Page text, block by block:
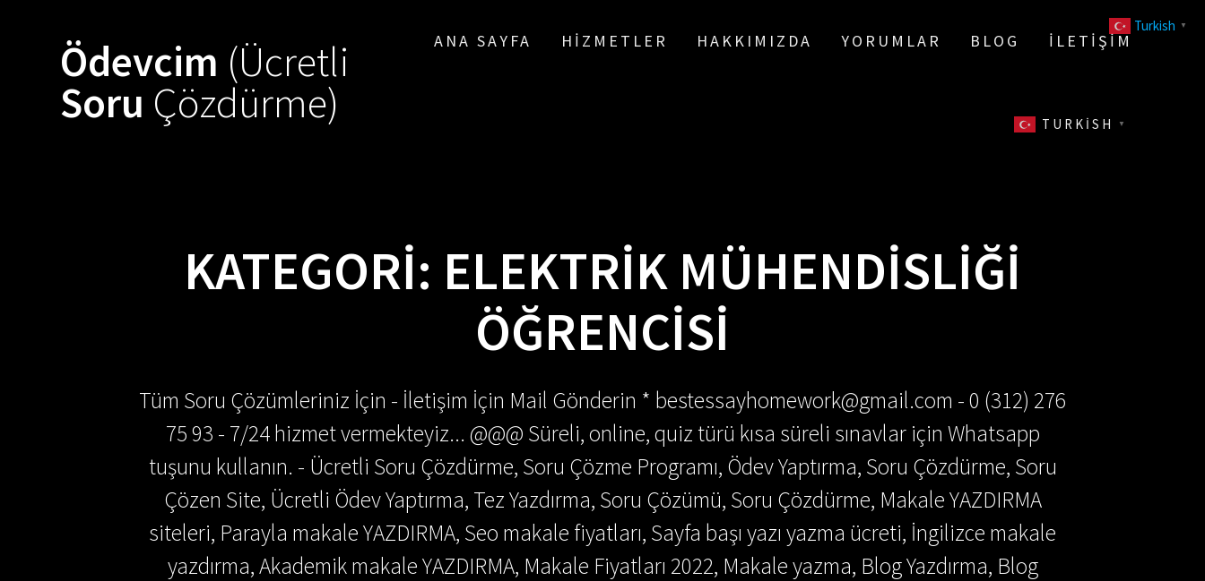
Ödevcim (Ücretli
Soru Çözdürme)
ANA SAYFA HIZMETLER HAKKIMIZDA YORUMLAR BLOG İLETIŞIM
TURKISH ▼
KATEGORI: ELEKTRIK MÜHENDISLIĞI
ÖĞRENCISI
Tüm Soru Çözümleriniz İçin - İletişim İçin Mail Gönderin * bestessayhomework@gmail.com - 0 (312) 276
75 93 - 7/24 hizmet vermekteyiz... @@@ Süreli, online, quiz türü kısa süreli sınavlar için Whatsapp
tuşunu kullanın. - Ücretli Soru Çözdürme, Soru Çözme Programı, Ödev Yaptırma, Soru Çözdürme, Soru
Çözen Site, Ücretli Ödev Yaptırma, Tez Yazdırma, Soru Çözümü, Soru Çözdürme, Makale YAZDIRMA
siteleri, Parayla makale YAZDIRMA, Seo makale fiyatları, Sayfa başı yazı yazma ücreti, İngilizce makale
yazdırma, Akademik makale YAZDIRMA, Makale Fiyatları 2022, Makale yazma, Blog Yazdırma, Blog
Turkish ▼